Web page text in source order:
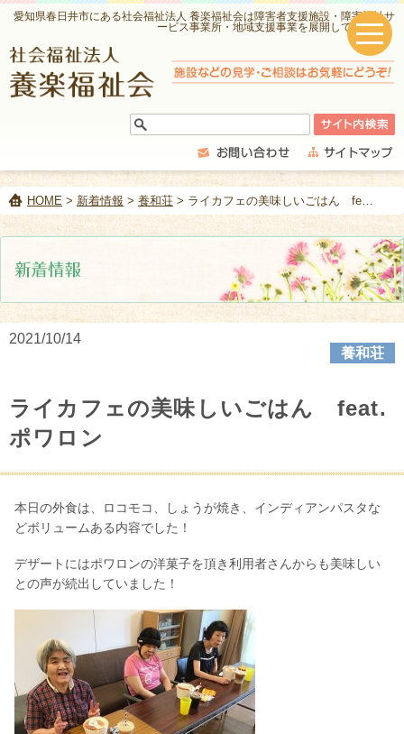
愛知県春日井市にある社会福祉法人 養楽福祉会は障害者支援施設・障害福祉サ
ービス事業所・地域支援事業を展開しています。
HOME > 新着情報 > 養和荘 > ライカフェの美味しいごはん feat.ポワロン
2021/10/14
養和荘
ライカフェの美味しいごはん feat.
ポワロン
本日の外食は、ロコモコ、しょうが焼き、インディアンパスタな
どボリュームある内容でした！
デザートにはポワロンの洋菓子を頂き利用者さんからも美味しい
との声が続出していました！